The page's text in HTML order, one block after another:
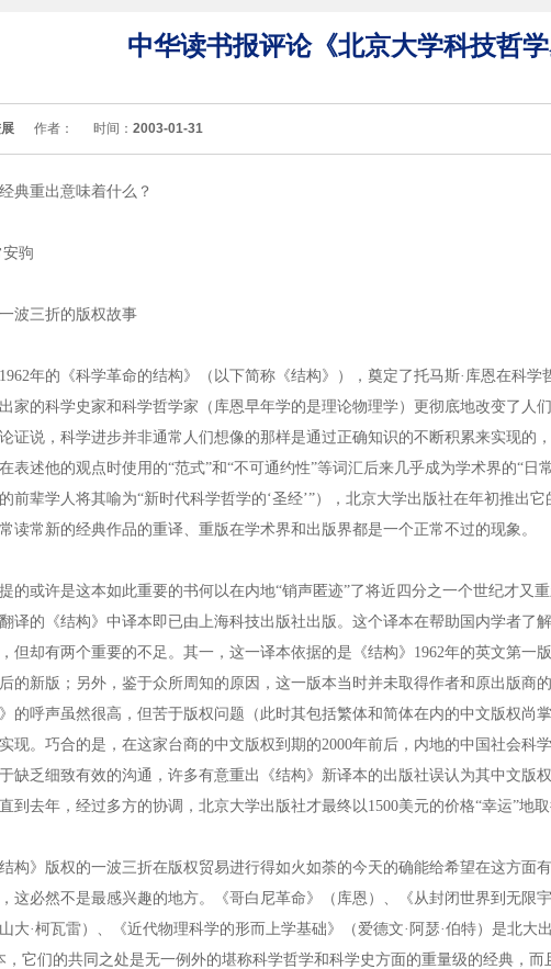
中华读书报评论《北京大学科技哲学
作者： 时间： 2003-01-31
典重出意味着什么？
驹
波三折的版权故事
年的《科学革命的结构》（以下简称《结构》），奠定了托马斯·库恩在科学
家的科学史家和科学哲学家（库恩早年学的是理论物理学）更彻底地改变了人
证说，科学进步并非通常人们想像的那样是通过正确知识的不断积累来实现的
表述他的观点时使用的“范式”和“不可通约性”等词汇后来几乎成为学术界的“日
的前辈学人将其喻为“新时代科学哲学的‘圣经’”），北京大学出版社在年初推出
读常新的经典作品的重译、重版在学术界和出版界都是一个正常不过的现象。
或许是这本如此重要的书何以在内地“销声匿迹”了将近四分之一个世纪才又重
译的《结构》中译本即已由上海科技出版社出版。这个译本在帮助国内学者了
但却有两个重要的不足。其一，这一译本依据的是《结构》1962年的英文第一
的新版；另外，鉴于众所周知的原因，这一版本当时并未取得作者和原出版商
的呼声虽然很高，但苦于版权问题（此时其包括繁体和简体在内的中文版权尚
现。巧合的是，在这家台商的中文版权到期的2000年前后，内地的中国社会科
缺乏细致有效的沟通，许多有意重出《结构》新译本的出版社误认为其中文版
到去年，经过多方的协调，北京大学出版社才最终以1500美元的价格“幸运”地取
》版权的一波三折在版权贸易进行得如火如荼的今天的确能给希望在这方面
这必然不是最感兴趣的地方。《哥白尼革命》（库恩）、《从封闭世界到无限
大·柯瓦雷）、《近代物理科学的形而上学基础》（爱德文·阿瑟·伯特）是北大
，它们的共同之处是无一例外的堪称科学哲学和科学史方面的重量级的经典，